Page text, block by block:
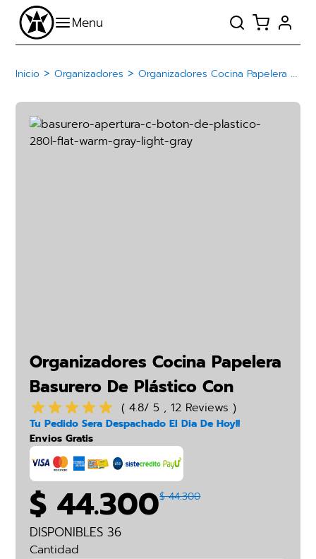
Inicio >Organizadores >Organizadores Cocina Papelera Basurero De Plástico Con Botón
Organizadores Cocina Papelera
Basurero De Plástico Con
Botón
( 4.8/ 5 , 12 Reviews )
Tu Pedido Sera Despachado El Dia De Hoy!!
Envios Gratis
$ 44.300$ 44.300
DISPONIBLES 36
Cantidad